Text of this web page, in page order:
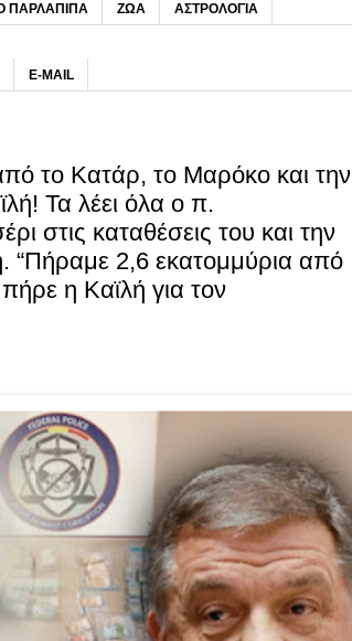
ΠΑΡΛΑΠΙΠΑ ΖΩΑ ΑΣΤΡΟΛΟΓΙΑ
E-MAIL
το Κατάρ, το Μαρόκο και την
Τα λέει όλα ο π.
στις καταθέσεις του και την
“Πήραμε 2,6 εκατομμύρια από
η Καϊλή για τον